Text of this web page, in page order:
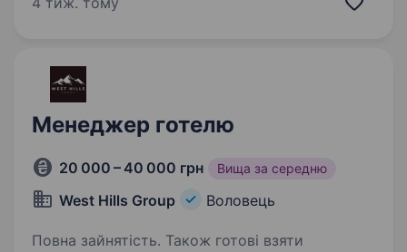
Менеджер готелю
20 000 – 40 000 грн Вища за середню
West Hills Group Воловець
Повна зайнятість. Також готові взяти